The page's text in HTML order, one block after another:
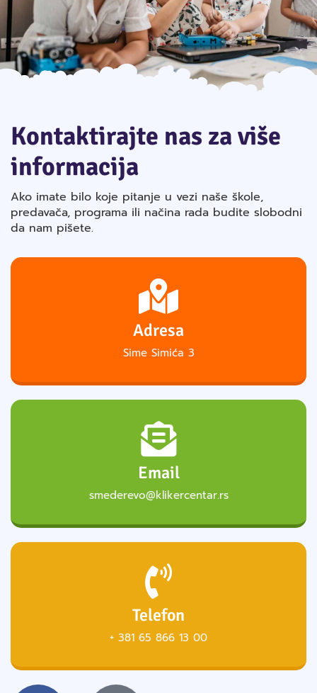
Kontaktirajte nas za više
informacija
Ako imate bilo koje pitanje u vezi naše škole,
predavača, programa ili načina rada budite slobodni
da nam pišete.
Adresa
Sime Simića 3
Email
smederevo@klikercentar.rs
Telefon
+ 381 65 866 13 00